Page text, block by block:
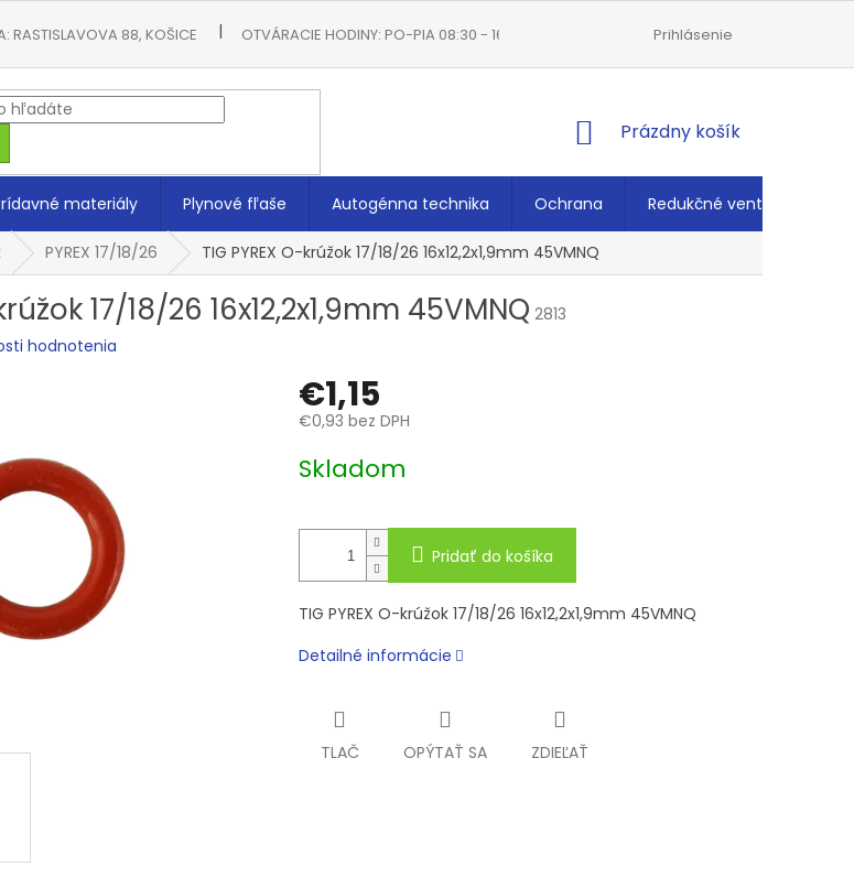
RASTISLAVOVA 88, KOŠICE OTVÁRACIE HODINY: PO-PIA 08:30 - 16:00 VŠEOBECNÉ OBCHODNÉ PODMIENKY
Prihlásenie
NÁKUPNÝ
Prázdny košík
materiály Plynové fľaše Autogénna technika Ochrana Redukčné ventily
PYREX 17/18/26 TIG PYREX O-krúžok 17/18/26 16x12,2x1,9mm 45VMNQ
17/18/26 16x12,2x1,9mm 45VMNQ 2813
hodnotenia
€1,15
€0,93 bez DPH
cena:
Skladom
Pridať do košíka
TIG PYREX O-krúžok 17/18/26 16x12,2x1,9mm 45VMNQ
Detailné informácie
TLAČ OPÝTAŤ SA ZDIEĽAŤ